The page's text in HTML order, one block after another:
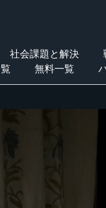
社会課題と解決
無料一覧